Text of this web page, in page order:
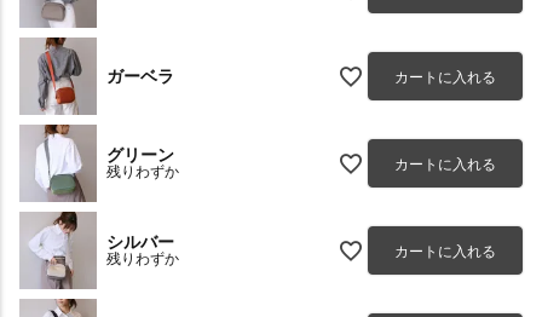
ガーベラ カートに入れる
グリーン
残りわずか カートに入れる
シルバー
残りわずか カートに入れる